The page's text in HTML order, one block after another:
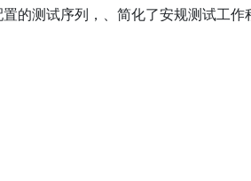
的测试序列，、简化了安规测试工作